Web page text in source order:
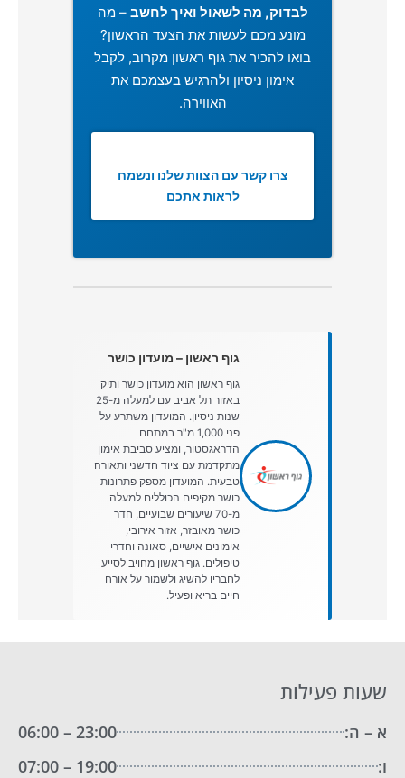
לבדוק, מה לשאול ואיך לחשב – מה
מונע מכם לעשות את הצעד הראשון?
בואו להכיר את גוף ראשון מקרוב, לקבל
אימון ניסיון ולהרגיש בעצמכם את
האווירה.
צרו קשר עם הצוות שלנו ונשמח
לראות אתכם
גוף ראשון – מועדון כושר
גוף ראשון הוא מועדון כושר ותיק
באזור תל אביב עם למעלה מ-25
שנות ניסיון. המועדון משתרע על
פני 1,000 מ"ר במתחם
הדראגסטור, ומציע סביבת אימון
מתקדמת עם ציוד חדשני ותאורה
טבעית. המועדון מספק פתרונות
כושר מקיפים הכוללים למעלה
מ-70 שיעורים שבועיים, חדר
כושר מאובזר, אזור אירובי,
אימונים אישיים, סאונה וחדרי
טיפולים. גוף ראשון מחויב לסייע
לחבריו להשיג ולשמור על אורח
חיים בריא ופעיל.
שעות פעילות
א – ה:
23:00 – 06:00
ו:
19:00 – 07:00